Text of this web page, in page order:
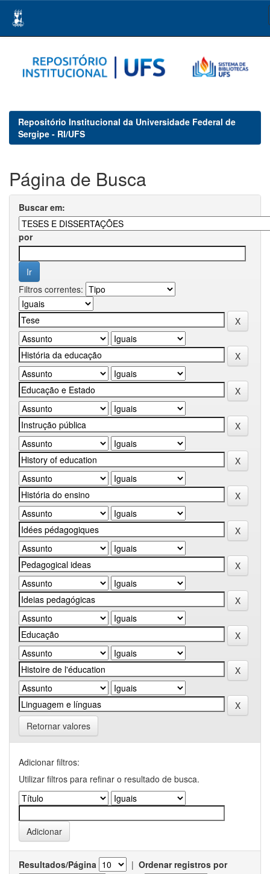
navigation
Repositório Institucional da Universidade Federal de
Sergipe - RI/UFS
Página de Busca
Buscar em:
por
Filtros correntes:
Retornar valores
Adicionar filtros:
Utilizar filtros para refinar o resultado de busca.
Resultados/Página | Ordenar registros por